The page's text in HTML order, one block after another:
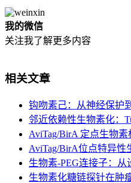
我的微信
关注我了解更多内容
相关文章
钩吻素己：从神经保护
邻近依赖性生物素化：
AviTag/BirA 定点生物
AviTag/BirA位点特异性
生物素-PEG连接子：
生物素化糖链探针在肿